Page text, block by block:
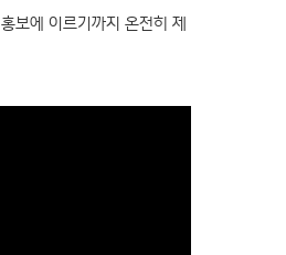
보에 이르기까지 온전히 제